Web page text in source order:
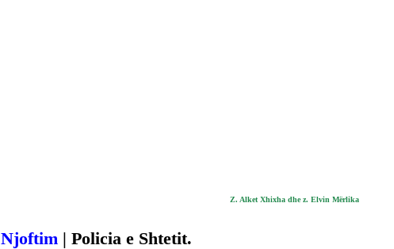
Z. Alket Xhixha dhe z. Elvin Mërlika
Njoftim | Policia e Shtetit.